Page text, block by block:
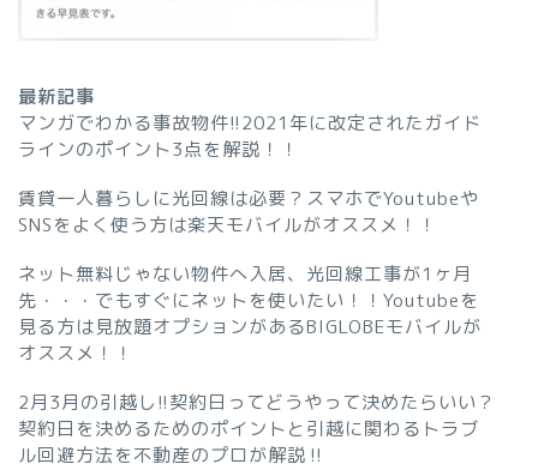
最新記事
マンガでわかる事故物件!!2021年に改定されたガイド
ラインのポイント3点を解説！！
賃貸一人暮らしに光回線は必要？スマホでYoutubeや
SNSをよく使う方は楽天モバイルがオススメ！！
ネット無料じゃない物件へ入居、光回線工事が1ヶ月
先・・・でもすぐにネットを使いたい！！Youtubeを
見る方は見放題オプションがあるBIGLOBEモバイルが
オススメ！！
2月3月の引越し!!契約日ってどうやって決めたらいい？
契約日を決めるためのポイントと引越に関わるトラブ
ル回避方法を不動産のプロが解説‼︎